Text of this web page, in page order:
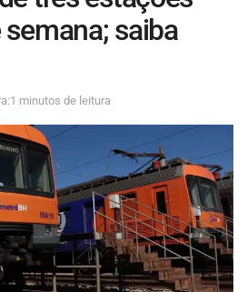
saiba
minutos de leitura